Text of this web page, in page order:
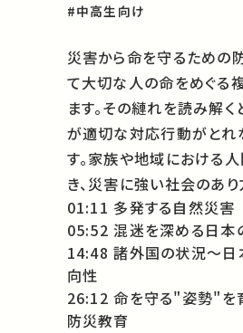
#中高生向け
災害から命を守るための
て大切な人の命をめぐる
ます。その縺れを読み解
が適切な対応行動がとれ
す。家族や地域における
き、災害に強い社会のあり
01:11 多発する自然災害
05:52 混迷を深める日本
14:48 諸外国の状況〜日
向性
26:12 命を守る"姿勢"を
防災教育